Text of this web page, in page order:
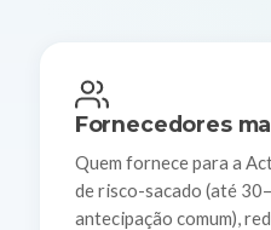
Fornecedores
Quem fornece para a
de risco-sacado (até
antecipação comum),